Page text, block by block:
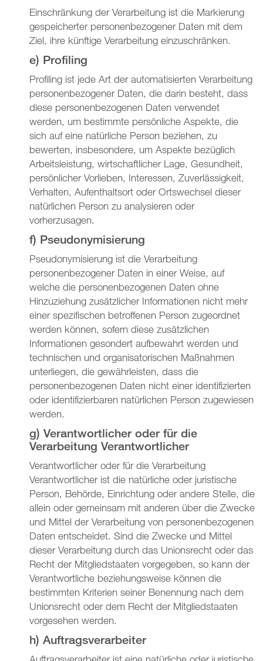
Einschränkung der Verarbeitung ist die Markierung
gespeicherter personenbezogener Daten mit dem
Ziel, ihre künftige Verarbeitung einzuschränken.
e) Profiling
Profiling ist jede Art der automatisierten Verarbeitung
personenbezogener Daten, die darin besteht, dass
diese personenbezogenen Daten verwendet
werden, um bestimmte persönliche Aspekte, die
sich auf eine natürliche Person beziehen, zu
bewerten, insbesondere, um Aspekte bezüglich
Arbeitsleistung, wirtschaftlicher Lage, Gesundheit,
persönlicher Vorlieben, Interessen, Zuverlässigkeit,
Verhalten, Aufenthaltsort oder Ortswechsel dieser
natürlichen Person zu analysieren oder
vorherzusagen.
f) Pseudonymisierung
Pseudonymisierung ist die Verarbeitung
personenbezogener Daten in einer Weise, auf
welche die personenbezogenen Daten ohne
Hinzuziehung zusätzlicher Informationen nicht mehr
einer spezifischen betroffenen Person zugeordnet
werden können, sofern diese zusätzlichen
Informationen gesondert aufbewahrt werden und
technischen und organisatorischen Maßnahmen
unterliegen, die gewährleisten, dass die
personenbezogenen Daten nicht einer identifizierten
oder identifizierbaren natürlichen Person zugewiesen
werden.
g) Verantwortlicher oder für die
Verarbeitung Verantwortlicher
Verantwortlicher oder für die Verarbeitung
Verantwortlicher ist die natürliche oder juristische
Person, Behörde, Einrichtung oder andere Stelle, die
allein oder gemeinsam mit anderen über die Zwecke
und Mittel der Verarbeitung von personenbezogenen
Daten entscheidet. Sind die Zwecke und Mittel
dieser Verarbeitung durch das Unionsrecht oder das
Recht der Mitgliedstaaten vorgegeben, so kann der
Verantwortliche beziehungsweise können die
bestimmten Kriterien seiner Benennung nach dem
Unionsrecht oder dem Recht der Mitgliedstaaten
vorgesehen werden.
h) Auftragsverarbeiter